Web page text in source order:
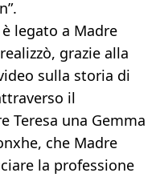
legato a Madre
grazie alla
sulla storia di
il
Teresa una Gemma
che Madre
la professione